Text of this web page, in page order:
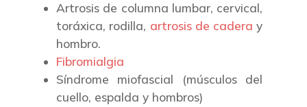
Artrosis de columna lumbar, cervical,
toráxica, rodilla, artrosis de cadera y
hombro.
Fibromialgia
Síndrome miofascial (músculos del
cuello, espalda y hombros)